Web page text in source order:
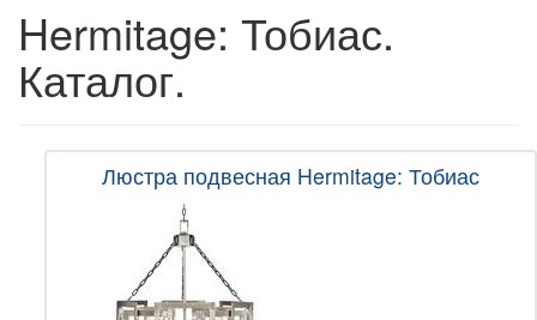
Hermitage: Тобиас.
Каталог.
Люстра подвесная Hermitage: Тобиас